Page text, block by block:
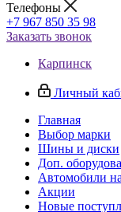
Телефоны
+7 967 850 35 98
Заказать звонок
Карпинск
Личный
Главная
Выбор марки
Шины и диски
Доп.
Автомобили
Акции
Новые